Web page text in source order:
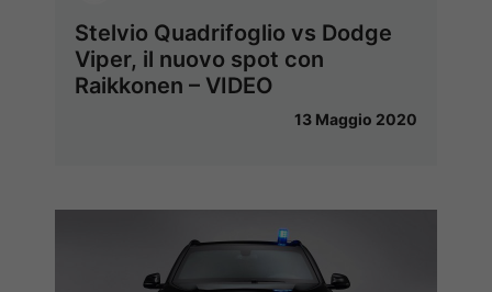
Stelvio Quadrifoglio vs Dodge
Viper, il nuovo spot con
Raikkonen – VIDEO
13 Maggio 2020